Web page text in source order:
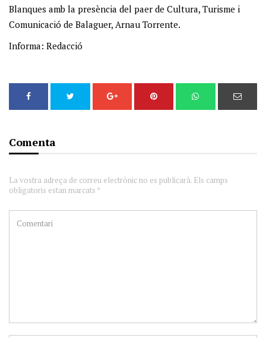
Blanques amb la presència del paer de Cultura, Turisme i
Comunicació de Balaguer, Arnau Torrente.
Informa: Redacció
Comenta
La vostra adreça de correu electrònic no es publicarà. Els camps
obligatoris estan marcats *